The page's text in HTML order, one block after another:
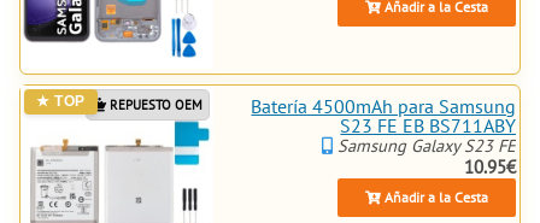
buscan una experiencia de
cámara de tu dispositivo, por lo
que no tendrás que preocuparte
por la compatibilidad. ¡Visita
nuestra tienda online hoy mismo
y compra las piezas de repuesto
que necesitas para reparar tu
Añadir a la Cesta
REPUESTO OEM
Batería 4500mAh para Samsung
S23 FE EB BS711ABY
Samsung Galaxy S23 FE
10.95€
Añadir a la Cesta